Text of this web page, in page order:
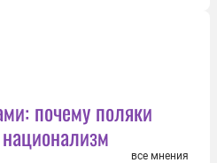
почему поляки
все мнения